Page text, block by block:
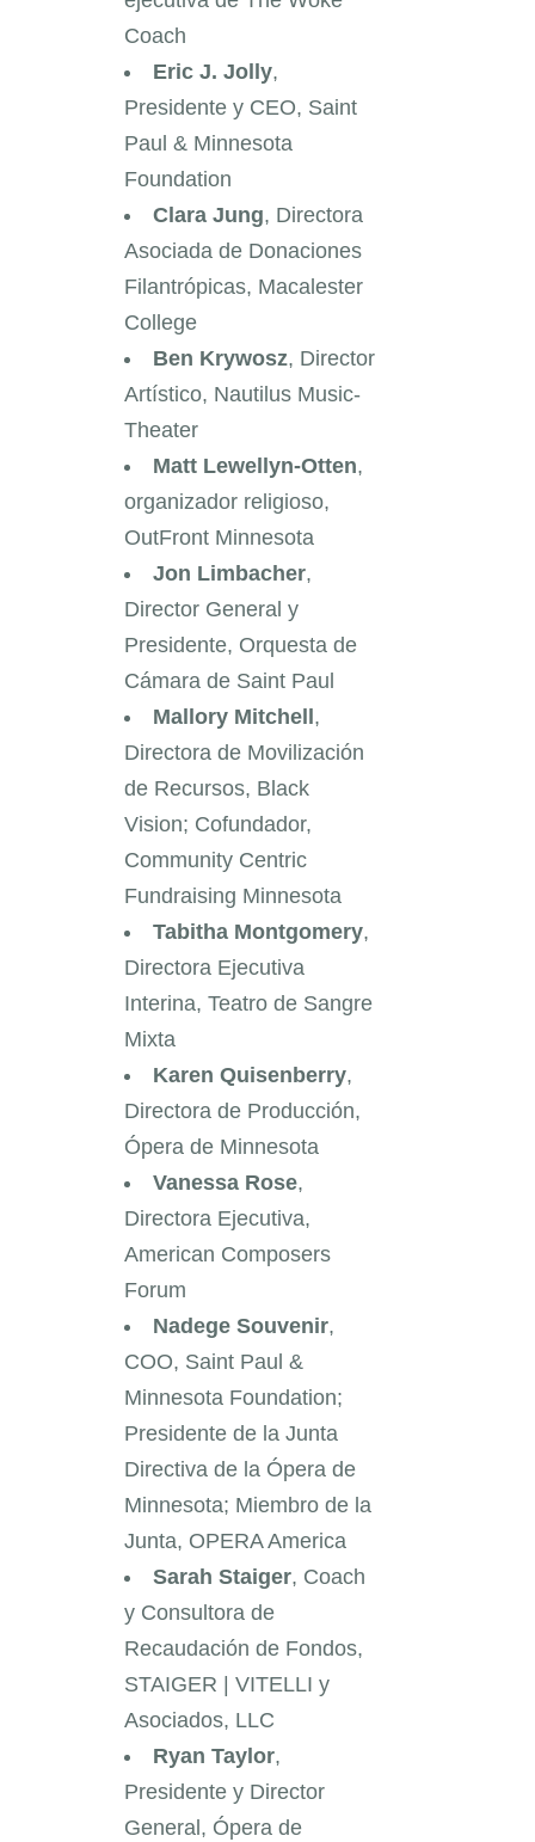
Coach
Eric J. Jolly,
Presidente y CEO, Saint
Paul & Minnesota
Foundation
Clara Jung, Directora
Asociada de Donaciones
Filantrópicas, Macalester
College
Ben Krywosz, Director
Artístico, Nautilus Music-
Theater
Matt Lewellyn-Otten,
organizador religioso,
OutFront Minnesota
Jon Limbacher,
Director General y
Presidente, Orquesta de
Cámara de Saint Paul
Mallory Mitchell ,
Directora de Movilización
de Recursos, Black
Vision; Cofundador,
Community Centric
Fundraising Minnesota
Tabitha Montgomery,
Directora Ejecutiva
Interina, Teatro de Sangre
Mixta
Karen Quisenberry,
Directora de Producción,
Ópera de Minnesota
Vanessa Rose,
Directora Ejecutiva,
American Composers
Forum
Nadege Souvenir,
COO, Saint Paul &
Minnesota Foundation;
Presidente de la Junta
Directiva de la Ópera de
Minnesota; Miembro de la
Junta, OPERA America
Sarah Staiger, Coach
y Consultora de
Recaudación de Fondos,
STAIGER | VITELLI y
Asociados, LLC
Ryan Taylor,
Presidente y Director
General, Ópera de